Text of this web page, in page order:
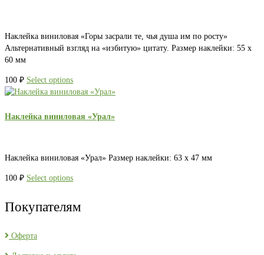
Наклейка виниловая «Горы засрали те, чья душа им по росту»
Альтернативный взгляд на «избитую» цитату. Размер наклейки: 55 х
60 мм
100 ₽ Select options
Наклейка виниловая «Урал»
Наклейка виниловая «Урал» Размер наклейки: 63 х 47 мм
100 ₽ Select options
Покупателям
Оферта